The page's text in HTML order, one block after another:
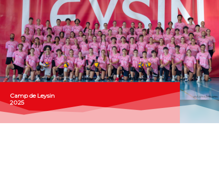
Camp de Leysin
2025